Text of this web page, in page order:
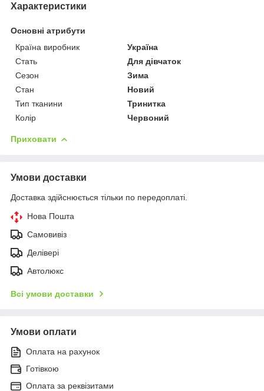
Характеристики
Основні атрибути
Країна виробник
Україна
Стать
Для дівчаток
Сезон
Зима
Стан
Новий
Тип тканини
Тринитка
Колір
Червоний
Приховати
Умови доставки
Доставка здійснюється тільки по передоплаті.
Нова Пошта
Самовивіз
Делівері
Автолюкс
Всі умови доставки
Умови оплати
Оплата на рахунок
Готівкою
Оплата за реквізитами